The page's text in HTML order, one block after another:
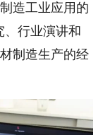
造工业应用的
行业演讲和
制造生产的经